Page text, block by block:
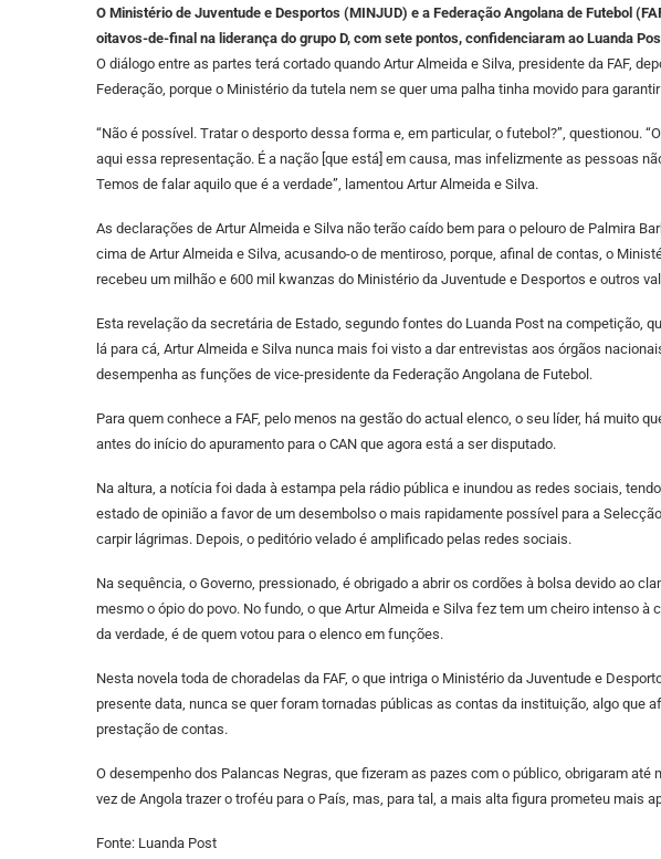
O Ministério de Juventude e Desportos (MINJUD) e a Federação Angolana de Futebol
oitavos-de-final na liderança do grupo D, com sete pontos, confidenciaram ao Luanda
O diálogo entre as partes terá cortado quando Artur Almeida e Silva, presidente da FAF,
Federação, porque o Ministério da tutela nem se quer uma palha tinha movido para
“Não é possível. Tratar o desporto dessa forma e, em particular, o futebol?”, questionou.
aqui essa representação. É a nação [que está] em causa, mas infelizmente as pessoas
Temos de falar aquilo que é a verdade”, lamentou Artur Almeida e Silva.
As declarações de Artur Almeida e Silva não terão caído bem para o pelouro de Palmira
cima de Artur Almeida e Silva, acusando-o de mentiroso, porque, afinal de contas, o
recebeu um milhão e 600 mil kwanzas do Ministério da Juventude e Desportos e outros
Esta revelação da secretária de Estado, segundo fontes do Luanda Post na
lá para cá, Artur Almeida e Silva nunca mais foi visto a dar entrevistas aos órgãos
desempenha as funções de vice-presidente da Federação Angolana de Futebol.
Para quem conhece a FAF, pelo menos na gestão do actual elenco, o seu líder, há muito
antes do início do apuramento para o CAN que agora está a ser disputado.
Na altura, a notícia foi dada à estampa pela rádio pública e inundou as redes sociais,
estado de opinião a favor de um desembolso o mais rapidamente possível para a
carpir lágrimas. Depois, o peditório velado é amplificado pelas redes sociais.
Na sequência, o Governo, pressionado, é obrigado a abrir os cordões à bolsa devido ao
mesmo o ópio do povo. No fundo, o que Artur Almeida e Silva fez tem um cheiro intenso
da verdade, é de quem votou para o elenco em funções.
Nesta novela toda de choradelas da FAF, o que intriga o Ministério da Juventude e
presente data, nunca se quer foram tornadas públicas as contas da instituição, algo que
prestação de contas.
O desempenho dos Palancas Negras, que fizeram as pazes com o público, obrigaram
vez de Angola trazer o troféu para o País, mas, para tal, a mais alta figura prometeu mais
Fonte: Luanda Post